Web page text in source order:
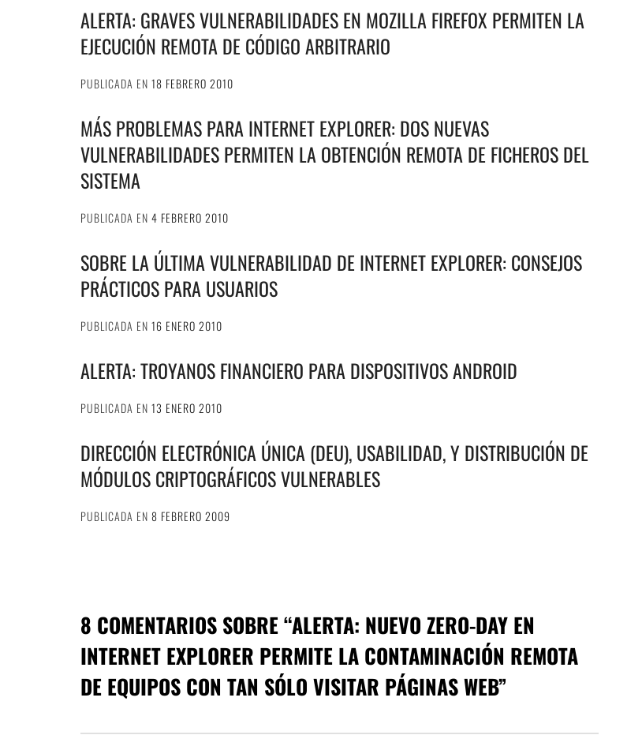
ALERTA: GRAVES VULNERABILIDADES EN MOZILLA FIREFOX PERMITEN LA
EJECUCIÓN REMOTA DE CÓDIGO ARBITRARIO
PUBLICADA EN 18 FEBRERO 2010
MÁS PROBLEMAS PARA INTERNET EXPLORER: DOS NUEVAS
VULNERABILIDADES PERMITEN LA OBTENCIÓN REMOTA DE FICHEROS DEL
SISTEMA
PUBLICADA EN 4 FEBRERO 2010
SOBRE LA ÚLTIMA VULNERABILIDAD DE INTERNET EXPLORER: CONSEJOS
PRÁCTICOS PARA USUARIOS
PUBLICADA EN 16 ENERO 2010
ALERTA: TROYANOS FINANCIERO PARA DISPOSITIVOS ANDROID
PUBLICADA EN 13 ENERO 2010
DIRECCIÓN ELECTRÓNICA ÚNICA (DEU), USABILIDAD, Y DISTRIBUCIÓN DE
MÓDULOS CRIPTOGRÁFICOS VULNERABLES
PUBLICADA EN 8 FEBRERO 2009
8 COMENTARIOS SOBRE “ALERTA: NUEVO ZERO-DAY EN
INTERNET EXPLORER PERMITE LA CONTAMINACIÓN REMOTA
DE EQUIPOS CON TAN SÓLO VISITAR PÁGINAS WEB”